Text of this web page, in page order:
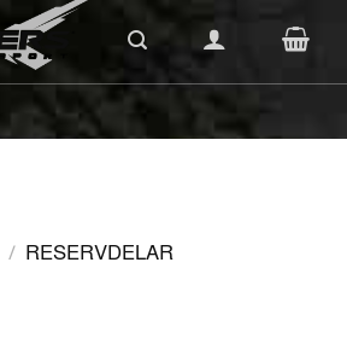
/ RESERVDELAR